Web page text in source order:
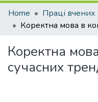
Home
Праці
Коректна
сучасних